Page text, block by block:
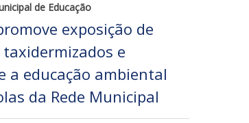
de Educação
exposição de
e
a educação ambiental
da Rede Municipal